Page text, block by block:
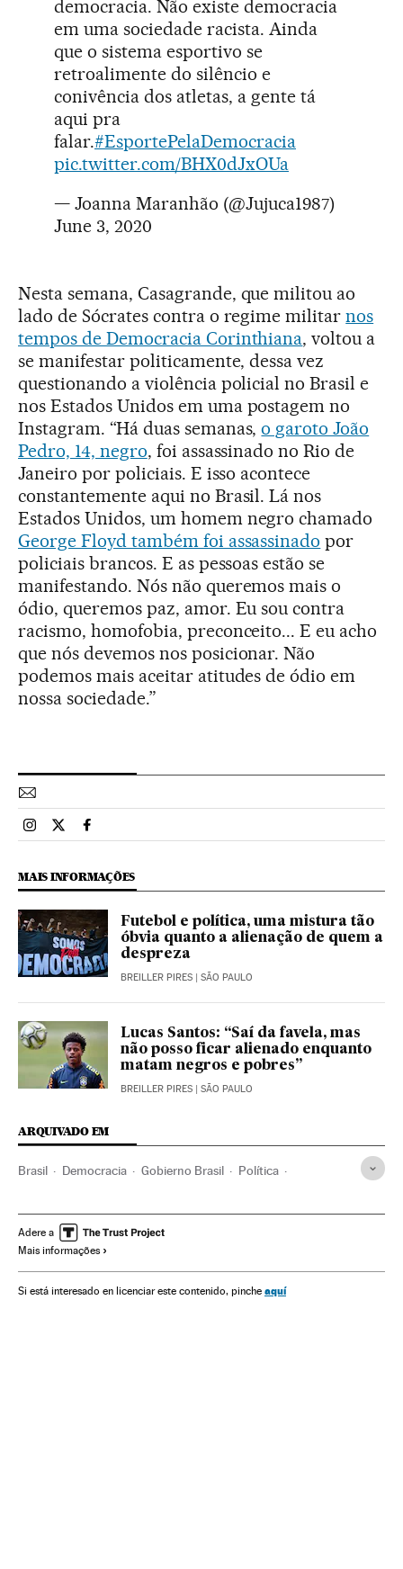
democracia. Não existe democracia
em uma sociedade racista. Ainda
que o sistema esportivo se
retroalimente do silêncio e
conivência dos atletas, a gente tá
aqui pra
falar.#EsportePelaDemocracia
pic.twitter.com/BHX0dJxOUa
— Joanna Maranhão (@Jujuca1987)
June 3, 2020
Nesta semana, Casagrande, que militou ao
lado de Sócrates contra o regime militarnos
tempos de Democracia Corinthiana, voltou a
se manifestar politicamente, dessa vez
questionando a violência policial no Brasil e
nos Estados Unidos em uma postagem no
Instagram. “Há duas semanas,o garoto João
Pedro, 14, negro, foi assassinado no Rio de
Janeiro por policiais. E isso acontece
constantemente aqui no Brasil. Lá nos
Estados Unidos, um homem negro chamado
George Floyd também foi assassinado por
policiais brancos. E as pessoas estão se
manifestando. Nós não queremos mais o
ódio, queremos paz, amor. Eu sou contra
racismo, homofobia, preconceito... E eu acho
que nós devemos nos posicionar. Não
podemos mais aceitar atitudes de ódio em
nossa sociedade.”
Esportes El País Brasil en Instagram
Esportes El País Brasil en Twitter
Esportes El País Brasil en Facebook
MAIS INFORMAÇÕES
Futebol e política, uma mistura tão
óbvia quanto a alienação de quem a
despreza
BREILLER PIRES | SÃO PAULO
Lucas Santos: “Saí da favela, mas
não posso ficar alienado enquanto
matam negros e pobres”
BREILLER PIRES | SÃO PAULO
ARQUIVADO EM
Brasil Democracia Gobierno Brasil Política
Rai de Souza Oliveira Jair Bolsonaro
Población negra
Movimiento Black Lives Matter
Adere a
Mais informações
Si está interesado en licenciar este contenido, pinche aquí